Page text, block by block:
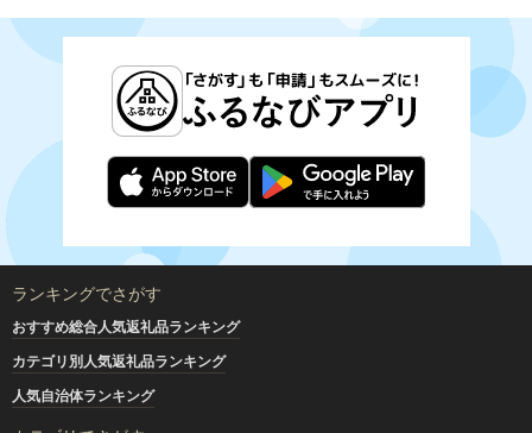
ランキングでさがす
おすすめ総合人気返礼品ランキング
カテゴリ別人気返礼品ランキング
人気自治体ランキング